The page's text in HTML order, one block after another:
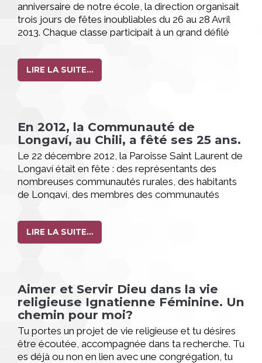
anniversaire de notre école, la direction organisait
trois jours de fêtes inoubliables du 26 au 28 Avril
2013. Chaque classe participait à un grand défilé
déroulaient dans la salle de spectacle LOVASOA.
Des parents d'élèves et beaucoup d'autres
personnes ont été invités. La fête nous unissait
“FAMILLE QUI NE CESSE DE SE RENOUVELER”
Un élève de 3e A
LIRE LA SUITE…
En 2012, la Communauté de
Longaví, au Chili, a fêté ses 25 ans.
Le 22 décembre 2012, la Paroisse Saint Laurent de
Longaví était en fête : des représentants des
nombreuses communautés rurales, des habitants
de Longaví, des membres des communautés
une bonne partie des soeurs du Christ de la
Province s´étaient rassemblés afin de rendre grâce
à Dieu pour les 25 ans de présence de la
LIRE LA SUITE…
Aimer et Servir Dieu dans la vie
religieuse Ignatienne Féminine. Un
chemin pour moi?
Tu portes un projet de vie religieuse et tu désires
être écoutée, accompagnée dans ta recherche. Tu
es déjà ou non en lien avec une congrégation, tu